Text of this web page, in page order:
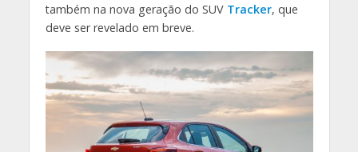
também na nova geração do SUV Tracker, que
deve ser revelado em breve.